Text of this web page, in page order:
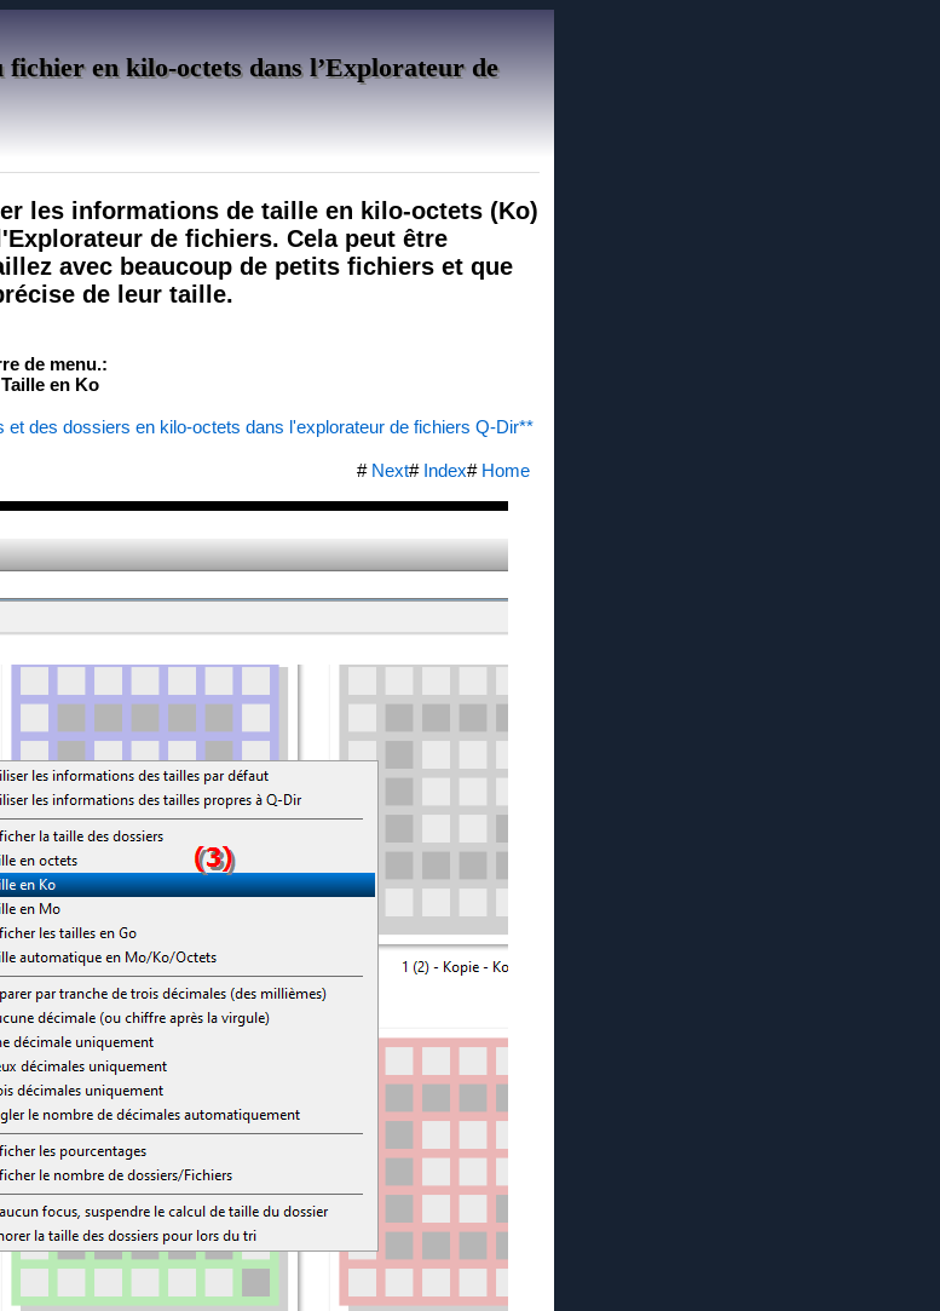
en kilo-octets dans l’Explorateur de
les informations de taille en kilo-octets (Ko)
de fichiers. Cela peut être
avec beaucoup de petits fichiers et que
de leur taille.
de menu.:
en Ko
des dossiers en kilo-octets dans l'explorateur de fichiers Q-Dir**
# Next# Index# Home